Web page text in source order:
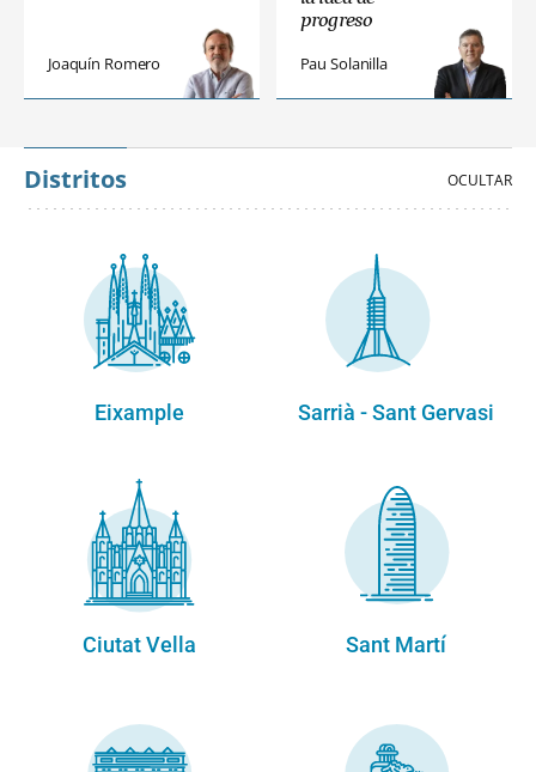
Joaquín Romero
progreso
Pau Solanilla
Distritos
Eixample Sarrià - Sant Gervasi
Ciutat Vella Sant Martí